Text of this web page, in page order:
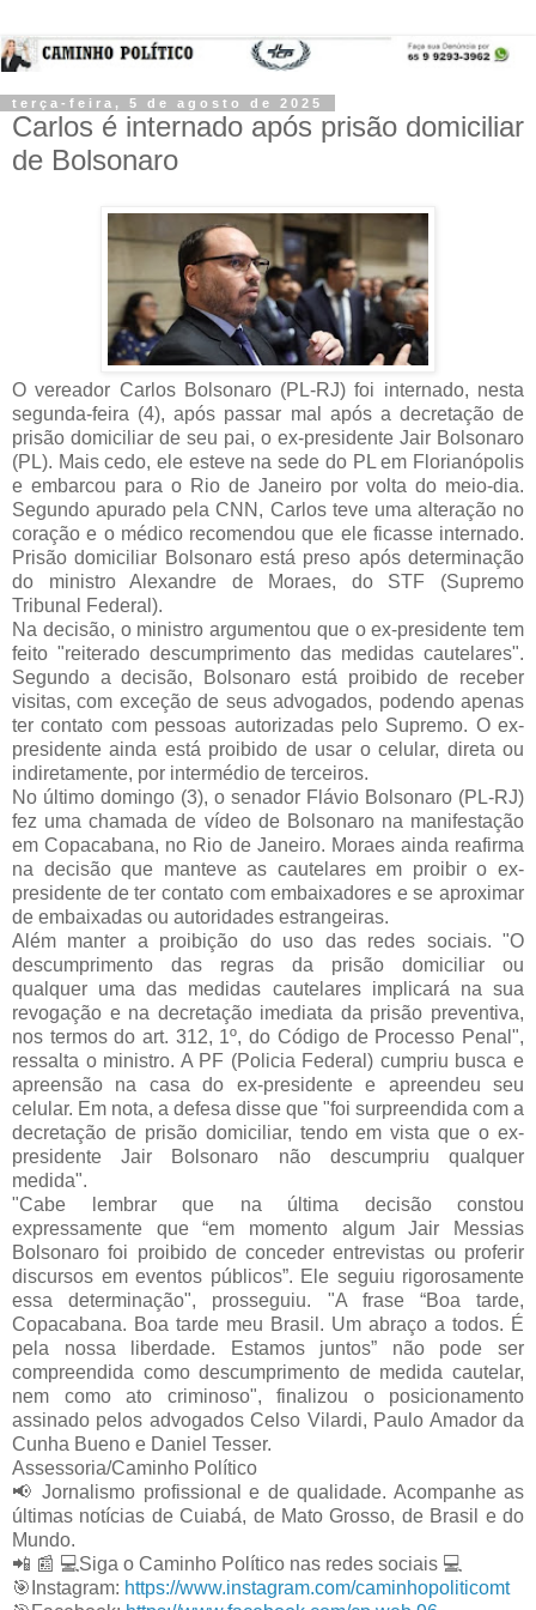
terça-feira, 5 de agosto de 2025
Carlos é internado após prisão domiciliar
de Bolsonaro
O vereador Carlos Bolsonaro (PL-RJ) foi internado, nesta
segunda-feira (4), após passar mal após a decretação de
prisão domiciliar de seu pai, o ex-presidente Jair Bolsonaro
(PL). Mais cedo, ele esteve na sede do PL em Florianópolis
e embarcou para o Rio de Janeiro por volta do meio-dia.
Segundo apurado pela CNN, Carlos teve uma alteração no
coração e o médico recomendou que ele ficasse internado.
Prisão domiciliar Bolsonaroestá preso após determinação
do ministro Alexandre de Moraes, do STF (Supremo
Tribunal Federal).
Na decisão, o ministro argumentou que o ex-presidente tem
feito "reiterado descumprimento das medidas cautelares".
Segundo a decisão, Bolsonaro está proibido de receber
visitas, com exceção de seus advogados, podendo apenas
ter contato com pessoas autorizadas pelo Supremo. O ex-
presidente ainda está proibido de usar o celular, direta ou
indiretamente, por intermédio de terceiros.
No último domingo (3), o senador Flávio Bolsonaro (PL-RJ)
fez uma chamada de vídeo de Bolsonaro na manifestação
em Copacabana, no Rio de Janeiro. Moraes ainda reafirma
na decisão que manteve as cautelares em proibir o ex-
presidente de ter contato com embaixadores e se aproximar
de embaixadas ou autoridades estrangeiras.
Além manter a proibição do uso das redes sociais. "O
descumprimento das regras da prisão domiciliar ou
qualquer uma das medidas cautelares implicará na sua
revogação e na decretação imediata da prisão preventiva,
nos termos do art. 312, 1º, do Código de Processo Penal",
ressalta o ministro. A PF (Policia Federal) cumpriu busca e
apreensão na casa do ex-presidente e apreendeu seu
celular. Em nota, a defesa disse que "foi surpreendida com a
decretação de prisão domiciliar, tendo em vista que o ex-
presidente Jair Bolsonaro não descumpriu qualquer
medida".
"Cabe lembrar que na última decisão constou
expressamente que “em momento algum Jair Messias
Bolsonaro foi proibido de conceder entrevistas ou proferir
discursos em eventos públicos”. Ele seguiu rigorosamente
essa determinação", prosseguiu. "A frase “Boa tarde,
Copacabana. Boa tarde meu Brasil. Um abraço a todos. É
pela nossa liberdade. Estamos juntos” não pode ser
compreendida como descumprimento de medida cautelar,
nem como ato criminoso", finalizou o posicionamento
assinado pelos advogados Celso Vilardi, Paulo Amador da
Cunha Bueno e Daniel Tesser.
Assessoria/Caminho Político
📢 Jornalismo profissional e de qualidade. Acompanhe as
últimas notícias de Cuiabá, de Mato Grosso, de Brasil e do
Mundo.
📲 📰 💻Siga o Caminho Político nas redes sociais 💻
🎯 Instagram: https://www.instagram.com/caminhopoliticomt